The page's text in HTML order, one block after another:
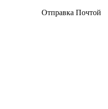
Отправка Почтой